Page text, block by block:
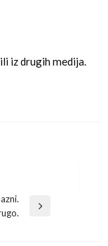
iz drugih medija.